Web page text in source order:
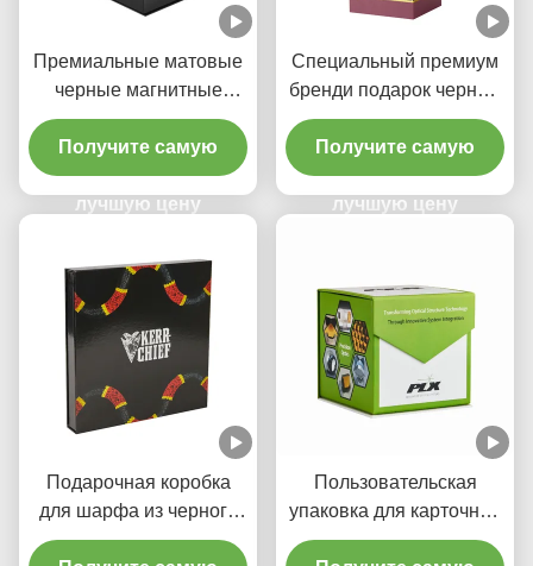
Премиальные матовые
черные магнитные
жесткие коробки
Получите самую
лучшую цену
Специальный премиум
бренди подарок черный
магнитный
закрывающий коробка с
логотипом EVA поднос
фольги
Получите самую
лучшую цену
Подарочная коробка
для шарфа из черного
картона с глянцевым
Пользовательская
упаковка для карточной
игры с логотипом